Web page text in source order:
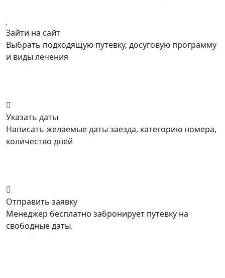
Зайти на сайт
Выбрать подходящую путевку, досуговую программу
и виды лечения
Указать даты
Написать желаемые даты заезда, категорию номера,
количество дней
Отправить заявку
Менеджер бесплатно забронирует путевку на
свободные даты.